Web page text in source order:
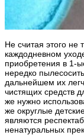
Не считая этого не
каждодневном
приобретения в 1-
нередко
дальнейшем их
чистящих средств
же нужно
же округлые
являются
ненатуральных